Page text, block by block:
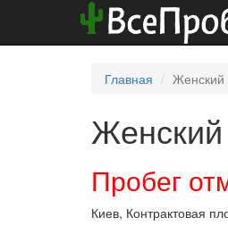
Главная Женский
Женский
Пробег
Киев, Контрактовая